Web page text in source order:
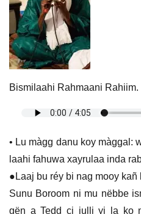
Bismilaahi Rahmaani Rahiim.
• Lu màgg danu koy màggal:
laahi fahuwa xayrulaa inda
●Laaj bu réy bi nag mooy kañ
Sunu Boroom ni mu nëbbe
gën a Tedd ci julli yi la ko